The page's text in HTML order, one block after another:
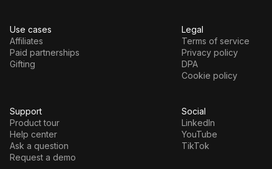
Use cases
Affiliates
Paid partnerships
Gifting
Legal
Terms of service
Privacy policy
DPA
Cookie policy
Support
Product tour
Help center
Ask a question
Request a demo
Social
LinkedIn
YouTube
TikTok